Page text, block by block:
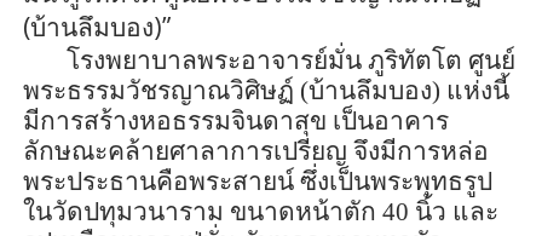
(บ้านลึมบอง)”
โรงพยาบาลพระอาจารย์มั่น ภูริทัตโต ศูนย์
พระธรรมวัชรญาณวิศิษฏ์ (บ้านลึมบอง) แห่งนี้
มีการสร้างหอธรรมจินดาสุข เป็นอาคาร
ลักษณะคล้ายศาลาการเปรียญ จึงมีการหล่อ
พระประธานคือพระสายน์ซึ่งเป็นพระพุทธรูป
ในวัดปทุมวนาราม ขนาดหน้าตัก 40 นิ้ว และ